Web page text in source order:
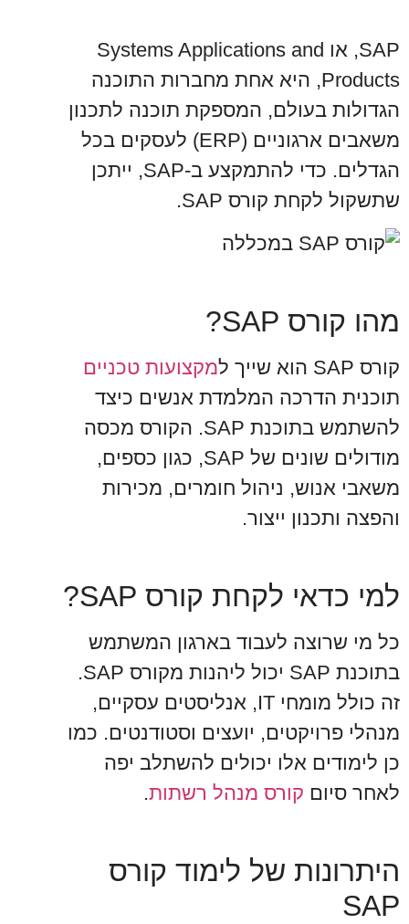
SAP, או Systems Applications and
Products, היא אחת מחברות התוכנה
הגדולות בעולם, המספקת תוכנה לתכנון
משאבים ארגוניים (ERP) לעסקים בכל
הגדלים. כדי להתמקצע ב-SAP, ייתכן
שתשקול לקחת קורס SAP.
מהו קורס SAP?
קורס SAP הוא שייך ל
מקצועות טכניים
תוכנית הדרכה המלמדת אנשים כיצד
להשתמש בתוכנת SAP. הקורס מכסה
מודולים שונים של SAP, כגון כספים,
משאבי אנוש, ניהול חומרים, מכירות
והפצה ותכנון ייצור.
למי כדאי לקחת קורס SAP?
כל מי שרוצה לעבוד בארגון המשתמש
בתוכנת SAP יכול ליהנות מקורס SAP.
זה כולל מומחי IT, אנליסטים עסקיים,
מנהלי פרויקטים, יועצים וסטודנטים. כמו
כן לימודים אלו יכולים להשתלב יפה
לאחר סיום קורס מנהל רשתות.
היתרונות של לימוד קורס
SAP